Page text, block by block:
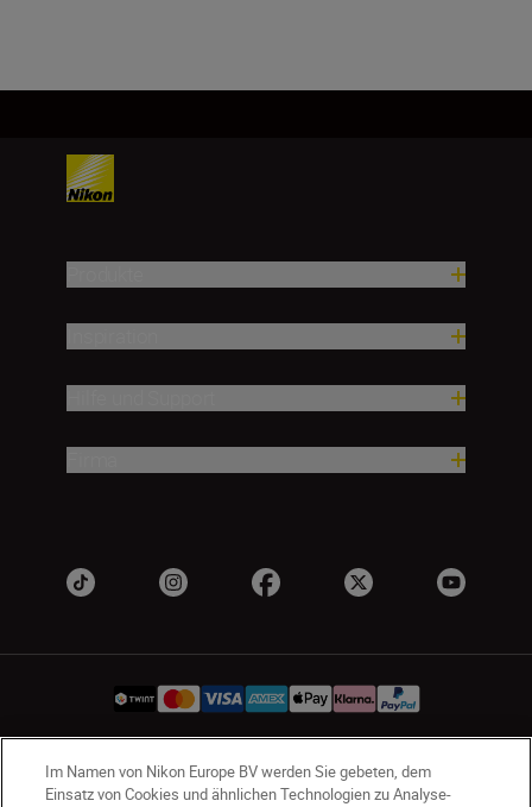
CH Nikon Sites
Im Namen von Nikon Europe BV werden Sie gebeten, dem
Einsatz von Cookies und ähnlichen Technologien zu Analyse-